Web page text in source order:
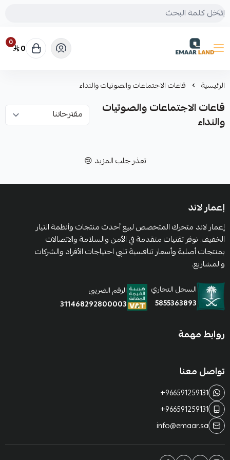
إعمار لاند
0 0
الرئيسية قاعات الاجتماعات والصوتيات والنداء
قاعات الاجتماعات والصوتيات
والنداء
تعذر جلب المزيد 😢
إعمار لاند
إعمار لاند متجرك المتخصص لبيع أحدث منتجات وأنظمة التيار
الخفيف. نوفر تقنيات متقدمة في الأمن والسلامة والاتصالات
بمنتجات أصلية وأسعار تنافسية تلبي احتياجات الأفراد والشركات
والمشاريع.
السجل التجاري
5855363893
الرقم الضريبي
311468292800003
روابط مهمة
تواصل معنا
+966591259131
+966591259131
info@emaar.sa